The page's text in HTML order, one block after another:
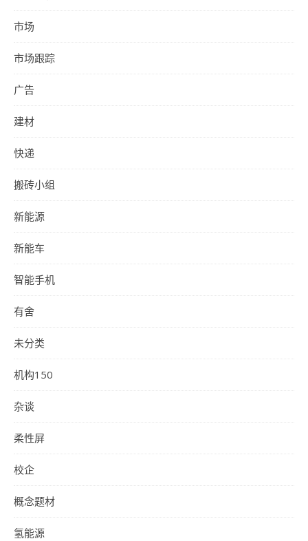
市场
市场跟踪
广告
建材
快递
搬砖小组
新能源
新能车
智能手机
有舍
未分类
机构150
杂谈
柔性屏
校企
概念题材
氢能源